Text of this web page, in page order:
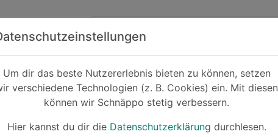
Um dir das beste Nutzererlebnis bieten zu können, setzen
verschiedene Technologien (z. B. Cookies) ein. Mit diesen
können wir Schnäppo stetig verbessern.
Hier kannst du dir die Datenschutzerklärung durchlesen.